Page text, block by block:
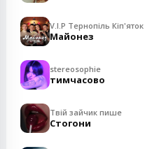
V.I.P Тернопіль Кіп'яток
Майонез
stereosophie
тимчасово
Твій зайчик пише
Стогони